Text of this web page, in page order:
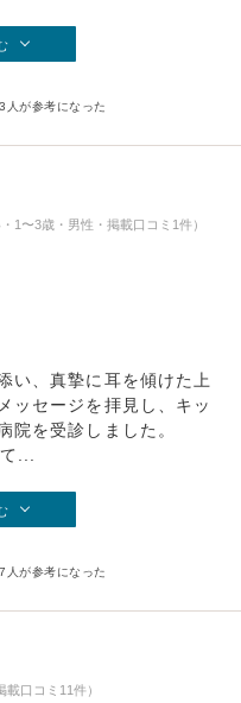
人が参考になった
1〜3歳・男性・掲載口コミ1件）
い、真摯に耳を傾けた上
ッセージを拝見し、キッ
院を受診しました。
...
人が参考になった
口コミ11件）